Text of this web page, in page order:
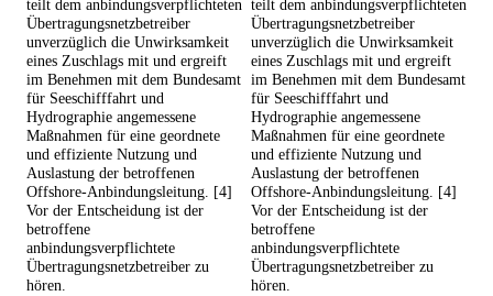
teilt dem anbindungsverpflichteten
Übertragungsnetzbetreiber
unverzüglich die Unwirksamkeit
eines Zuschlags mit und ergreift
im Benehmen mit dem Bundesamt
für Seeschifffahrt und
Hydrographie angemessene
Maßnahmen für eine geordnete
und effiziente Nutzung und
Auslastung der betroffenen
Offshore-Anbindungsleitung. [4]
Vor der Entscheidung ist der
betroffene
anbindungsverpflichtete
Übertragungsnetzbetreiber zu
hören.
teilt dem anbindungsverpflichteten
Übertragungsnetzbetreiber
unverzüglich die Unwirksamkeit
eines Zuschlags mit und ergreift
im Benehmen mit dem Bundesamt
für Seeschifffahrt und
Hydrographie angemessene
Maßnahmen für eine geordnete
und effiziente Nutzung und
Auslastung der betroffenen
Offshore-Anbindungsleitung. [4]
Vor der Entscheidung ist der
betroffene
anbindungsverpflichtete
Übertragungsnetzbetreiber zu
hören.